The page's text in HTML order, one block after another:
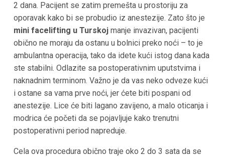
2 dana. Pacijent se zatim premešta u prostoriju za
oporavak kako bi se probudio iz anestezije. Zato što je
mini facelifting u Turskojmanje invazivan, pacijenti
obično ne moraju da ostanu u bolnici preko noći – to je
ambulantna operacija, tako da idete kući istog dana kada
ste stabilni​. Odlazite sa postoperativnim uputstvima i
naknadnim terminom. Važno je da vas neko odveze kući
i ostane sa vama prve noći, jer ćete biti pospani od
anestezije. Lice će biti lagano zavijeno, a malo oticanja i
modrica će početi da se pojavljuje kako trenutni
postoperativni period napreduje.
Cela ova procedura obično traje oko 2 do 3 sata da se